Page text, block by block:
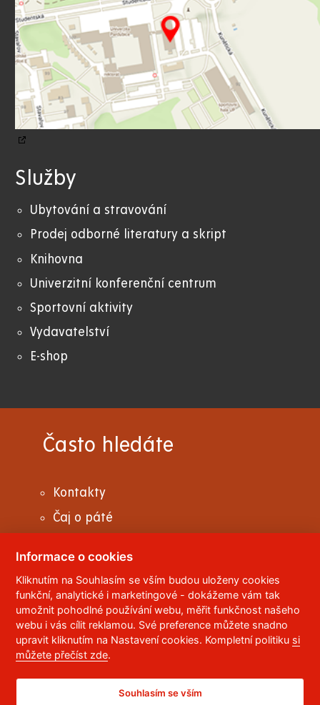
Služby
Ubytování a stravování
Prodej odborné literatury a skript
Knihovna
Univerzitní konferenční centrum
Sportovní aktivity
Vydavatelství
E-shop
Často hledáte
Kontakty
Čaj o páté
Pomoc a podpora v krizových situacích
Studenti se specifickými potřebami
Studentský literární čtvrtletník liŠAJ
Univerzita volného času
Úřední deska
Virtuální prohlídka
Informace o cookies
Kliknutím na Souhlasím se vším budou uloženy cookies
funkční, analytické i marketingové - dokážeme vám tak
umožnit pohodlné používání webu, měřit funkčnost našeho
webu i vás cílit reklamou. Své preference můžete snadno
upravit kliknutím na Nastavení cookies. Kompletní politiku si
můžete přečíst zde.
Souhlasím se vším